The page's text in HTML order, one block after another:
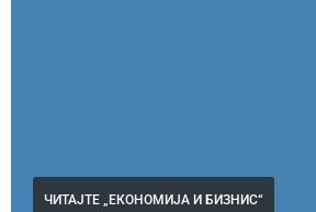
ЧИТАЈТЕ „ЕКОНОМИЈА И БИЗНИС“